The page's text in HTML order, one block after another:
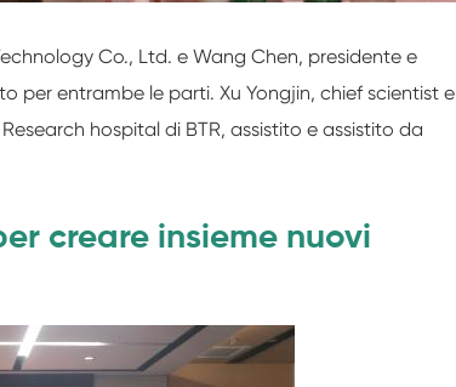
Co., Ltd. e Wang Chen, presidente e
per entrambe le parti. Xu Yongjin, chief scientist e
hospital di BTR, assistito e assistito da
creare insieme nuovi